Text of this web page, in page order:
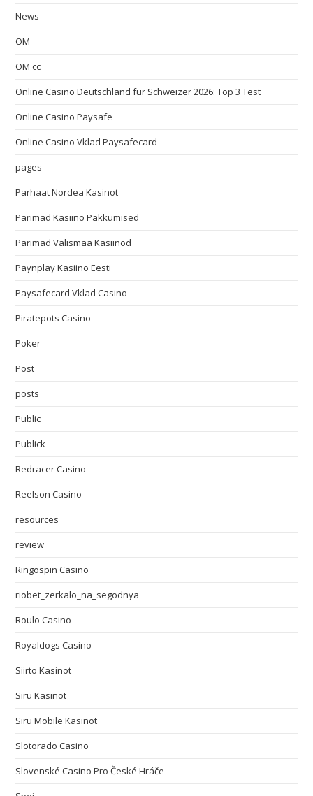
News
OM
OM cc
Online Casino Deutschland für Schweizer 2026: Top 3 Test
Online Casino Paysafe
Online Casino Vklad Paysafecard
pages
Parhaat Nordea Kasinot
Parimad Kasiino Pakkumised
Parimad Välismaa Kasiinod
Paynplay Kasiino Eesti
Paysafecard Vklad Casino
Piratepots Casino
Poker
Post
posts
Public
Publick
Redracer Casino
Reelson Casino
resources
review
Ringospin Casino
riobet_zerkalo_na_segodnya
Roulo Casino
Royaldogs Casino
Siirto Kasinot
Siru Kasinot
Siru Mobile Kasinot
Slotorado Casino
Slovenské Casino Pro České Hráče